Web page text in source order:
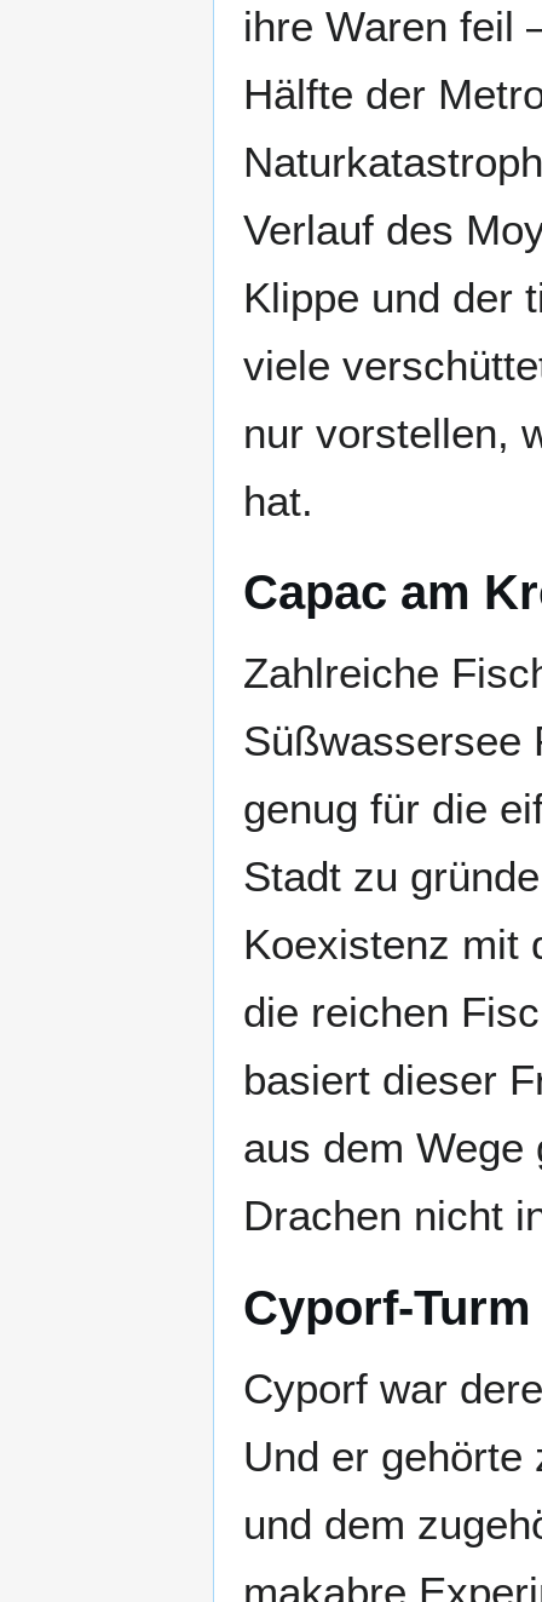
ihre Waren feil
Hälfte der
Verlauf des
Klippe und der
viele
nur vorstellen,
hat.
Capac am
Zahlreiche
Süßwassersee
genug für die
Stadt zu
Koexistenz mit
die reichen
basiert dieser
aus dem Wege
Drachen nicht
Cyporf-
Cyporf war
Und er gehörte
und dem
makabre